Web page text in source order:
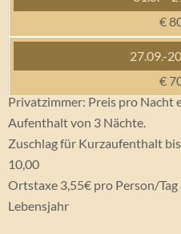
€
€
Privatzimmer: Preis pro Nacht
Aufenthalt von 3 Nächte.
Zuschlag für Kurzaufenthalt
10,00
Ortstaxe 3,55€ pro Person/Tag
Lebensjahr